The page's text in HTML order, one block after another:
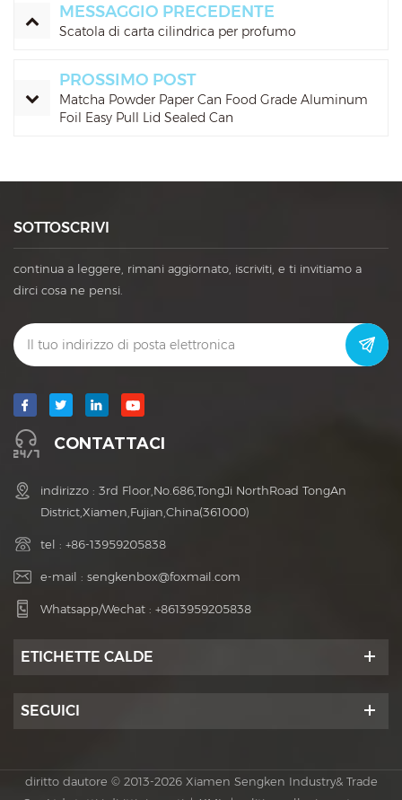
MESSAGGIO PRECEDENTE
Scatola di carta cilindrica per profumo
PROSSIMO POST
Matcha Powder Paper Can Food Grade Aluminum
Foil Easy Pull Lid Sealed Can
SOTTOSCRIVI
continua a leggere, rimani aggiornato, iscriviti, e ti invitiamo a
dirci cosa ne pensi.
CONTATTACI
indirizzo : 3rd Floor,No.686,TongJi NorthRoad TongAn
District,Xiamen,Fujian,China(361000)
tel : +86-13959205838
e-mail : sengkenbox@foxmail.com
Whatsapp/Wechat : +8613959205838
ETICHETTE CALDE
SEGUICI
diritto dautore © 2013-2026 Xiamen Sengken Industry& Trade